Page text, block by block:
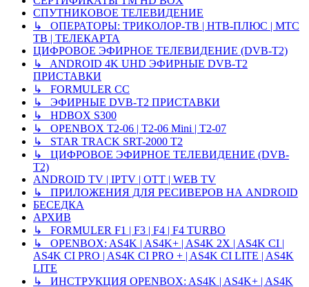
СПУТНИКОВОЕ ТЕЛЕВИДЕНИЕ
↳ ОПЕРАТОРЫ: ТРИКОЛОР-ТВ | НТВ-ПЛЮС | МТС
ТВ | ТЕЛЕКАРТА
ЦИФРОВОЕ ЭФИРНОЕ ТЕЛЕВИДЕНИЕ (DVB-T2)
↳ ANDROID 4K UHD ЭФИРНЫЕ DVB-T2
ПРИСТАВКИ
↳ FORMULER CC
↳ ЭФИРНЫЕ DVB-T2 ПРИСТАВКИ
↳ HDBOX S300
↳ OPENBOX T2-06 | T2-06 Mini | T2-07
↳ STAR TRACK SRT-2000 T2
↳ ЦИФРОВОЕ ЭФИРНОЕ ТЕЛЕВИДЕНИЕ (DVB-
T2)
ANDROID TV | IPTV | OTT | WEB TV
↳ ПРИЛОЖЕНИЯ ДЛЯ РЕСИВЕРОВ НА ANDROID
БЕСЕДКА
АРХИВ
↳ FORMULER F1 | F3 | F4 | F4 TURBO
↳ OPENBOX: AS4K | AS4K+ | AS4K 2X | AS4K CI |
AS4K CI PRO | AS4K CI PRO + | AS4K CI LITE | AS4K
LITE
↳ ИНСТРУКЦИЯ OPENBOX: AS4K | AS4K+ | AS4K